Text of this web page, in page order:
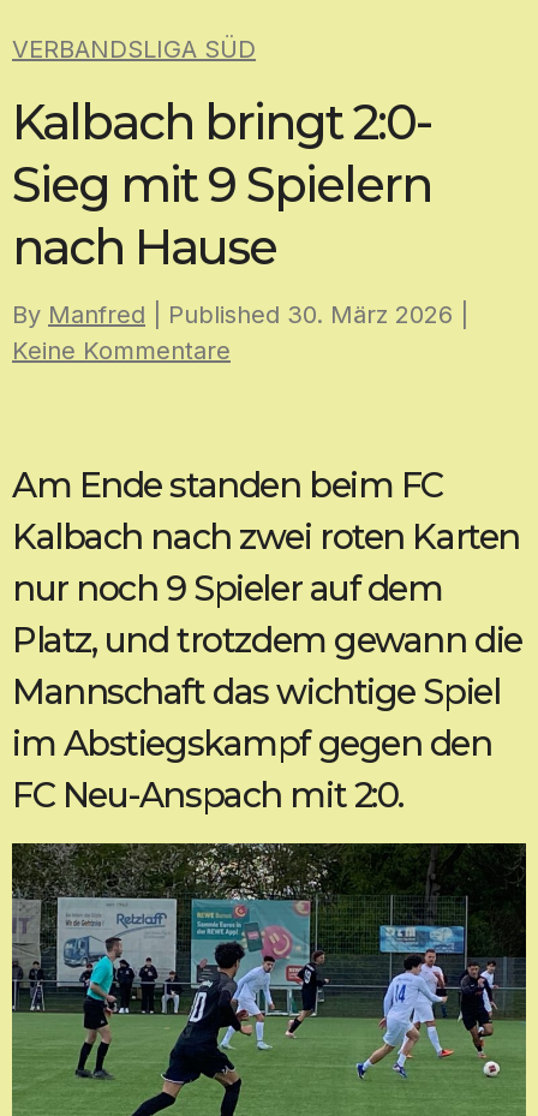
to
VERBANDSLIGA SÜD
Kalbach bringt 2:0-
Sieg mit 9 Spielern
nach Hause
By Manfred | Published 30. März 2026
Keine Kommentare
Am Ende standen beim FC
Kalbach nach zwei roten Karten
nur noch 9 Spieler auf dem
Platz, und trotzdem gewann die
Mannschaft das wichtige Spiel
im Abstiegskampf gegen den
FC Neu-Anspach mit 2:0.